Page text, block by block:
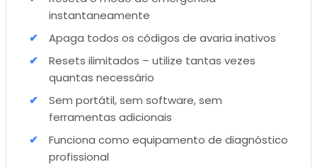
instantaneamente
Apaga todos os códigos de avaria inativos
Resets ilimitados – utilize tantas vezes
quantas necessário
Sem portátil, sem software, sem
ferramentas adicionais
Funciona como equipamento de diagnóstico
profissional